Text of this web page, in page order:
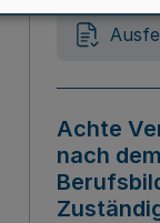
Achte
nach